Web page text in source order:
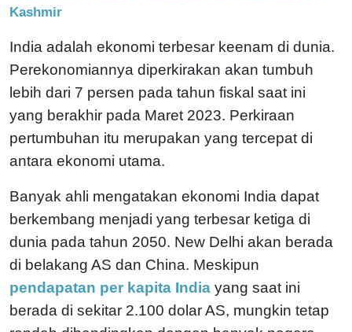
Kashmir
India adalah ekonomi terbesar keenam di dunia.
Perekonomiannya diperkirakan akan tumbuh
lebih dari 7 persen pada tahun fiskal saat ini
yang berakhir pada Maret 2023. Perkiraan
pertumbuhan itu merupakan yang tercepat di
antara ekonomi utama.
Banyak ahli mengatakan ekonomi India dapat
berkembang menjadi yang terbesar ketiga di
dunia pada tahun 2050. New Delhi akan berada
di belakang AS dan China. Meskipun
pendapatan per kapita India yang saat ini
berada di sekitar 2.100 dolar AS, mungkin tetap